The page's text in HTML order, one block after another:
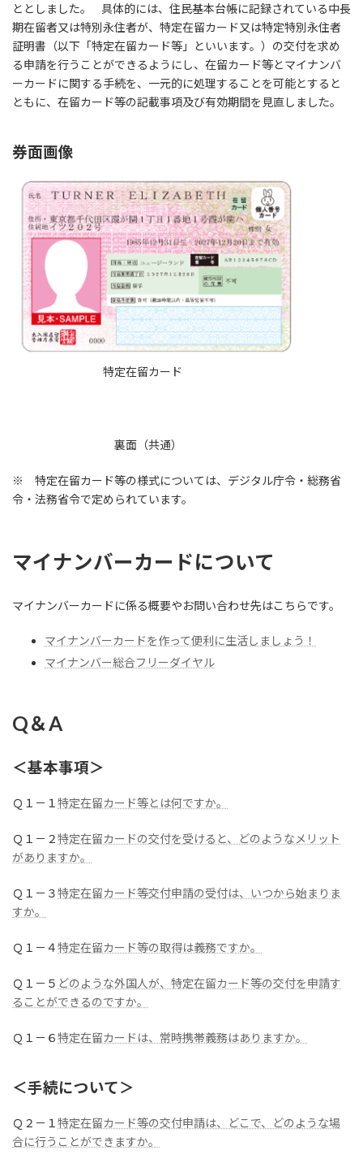
ととしました。 具体的には、住民基本台帳に記録されている中長
期在留者又は特別永住者が、特定在留カード又は特定特別永住者
証明書（以下「特定在留カード等」といいます。）の交付を求め
る申請を行うことができるようにし、在留カード等とマイナンバ
ーカードに関する手続を、一元的に処理することを可能とすると
ともに、在留カード等の記載事項及び有効期間を見直しました。
券面画像
特定在留カード
裏面（共通）
※ 特定在留カード等の様式については、デジタル庁令・総務省
令・法務省令で定められています。
マイナンバーカードについて
マイナンバーカードに係る概要やお問い合わせ先はこちらです。
マイナンバーカードを作って便利に生活しましょう！
マイナンバー総合フリーダイヤル
Q＆A
＜基本事項＞
Ｑ１－１ 特定在留カード等とは何ですか。
Ｑ１－２特定在留カードの交付を受けると、どのようなメリット
がありますか。
Ｑ１－３特定在留カード等交付申請の受付は、いつから始まりま
すか。
Ｑ１－４特定在留カード等の取得は義務ですか。
Ｑ１－５ どのような外国人が、特定在留カード等の交付を申請す
ることができるのですか。
Ｑ１－６特定在留カードは、常時携帯義務はありますか。
＜手続について＞
Ｑ２－１ 特定在留カード等の交付申請は、どこで、どのような場
合に行うことができますか。